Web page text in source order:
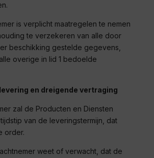
is verplicht maatregelen te nemen
te verzekeren van alle door
beschikking gestelde gegevens,
overige in lid 1 bedoelde
en dreigende vertraging
zal de Producten en Diensten
van de leveringstermijn, dat
order.
weet of verwacht, dat de